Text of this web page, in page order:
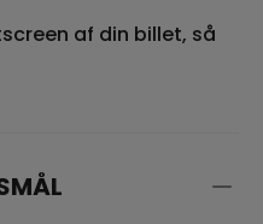
af din billet, så